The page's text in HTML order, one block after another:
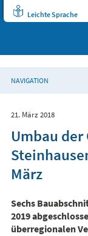
Leichte Sprache
NAVIGATION
21. März 2018
Umbau
März
Sechs
2019
überregionalen